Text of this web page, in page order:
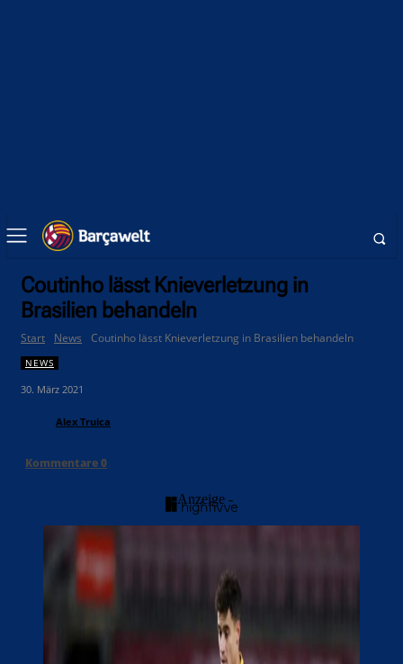
Coutinho lässt Knieverletzung in
Brasilien behandeln
Start News Coutinho lässt Knieverletzung in Brasilien behandeln
NEWS
30. März 2021
Alex Truica
Kommentare0
- Anzeige -